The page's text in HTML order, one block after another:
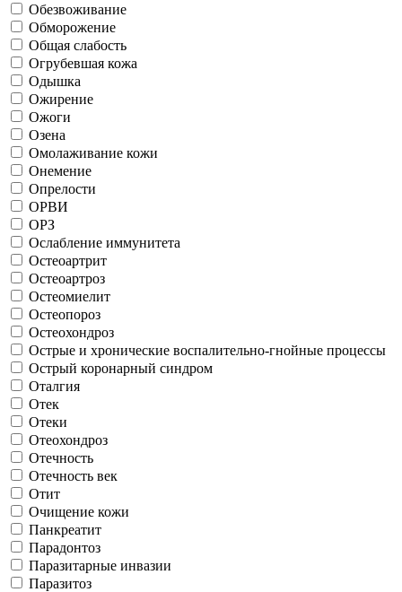
Обезвоживание
Обморожение
Общая слабость
Огрубевшая кожа
Одышка
Ожирение
Ожоги
Озена
Омолаживание кожи
Онемение
Опрелости
ОРВИ
ОРЗ
Ослабление иммунитета
Остеоартрит
Остеоартроз
Остеомиелит
Остеопороз
Остеохондроз
Острые и хронические воспалительно-гнойные процессы
Острый коронарный синдром
Оталгия
Отек
Отеки
Отеохондроз
Отечность
Отечность век
Отит
Очищение кожи
Панкреатит
Парадонтоз
Паразитарные инвазии
Паразитоз